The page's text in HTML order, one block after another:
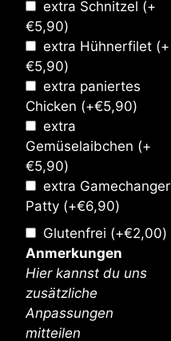
extra Schnitzel (+
€5,90)
extra Hühnerfilet (+
€5,90)
extra paniertes
Chicken (+€5,90)
extra
Gemüselaibchen (+
€5,90)
extra Gamechanger
Patty (+€6,90)
Glutenfrei (+€2,00)
Anmerkungen
Hier kannst du uns
zusätzliche
Anpassungen
mitteilen